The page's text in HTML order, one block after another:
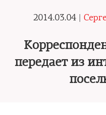
2014.03.04 |
передает из